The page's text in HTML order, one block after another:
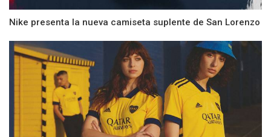
Nike presenta la nueva camiseta suplente de San Lorenzo